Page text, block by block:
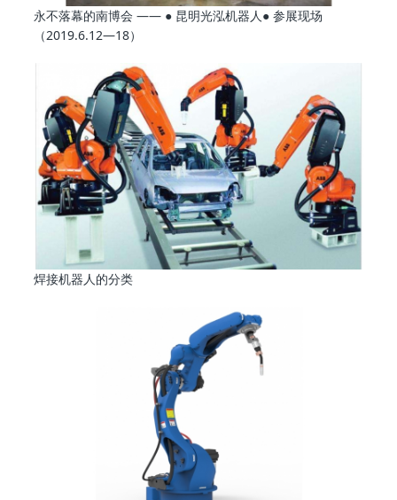
永不落幕的南博会 —— ● 昆明光泓机器人● 参展现场
（2019.6.12—18）
焊接机器人的分类